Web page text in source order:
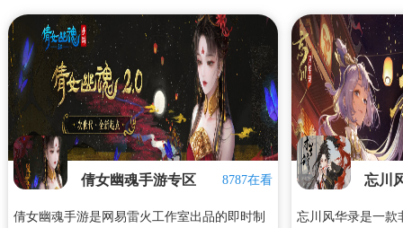
8787在看
倩女幽魂手游专区
倩女幽魂手游是网易雷火工作室出品的即时制
忘川
忘川风华录是一款